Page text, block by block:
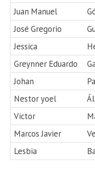
Juan Manuel
José Gregorio
Jessica
Greynner Eduardo
Johan
Nestor yoel
Victor
Marcos Javier
Lesbia